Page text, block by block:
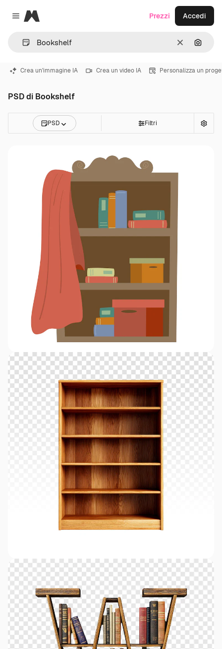
Close menu
Magnific
CancellaCerca
Prezzi Accedi
Crea un'immagine IA Crea un video IA Personalizza un
PSD di Bookshelf
PSD Filtri